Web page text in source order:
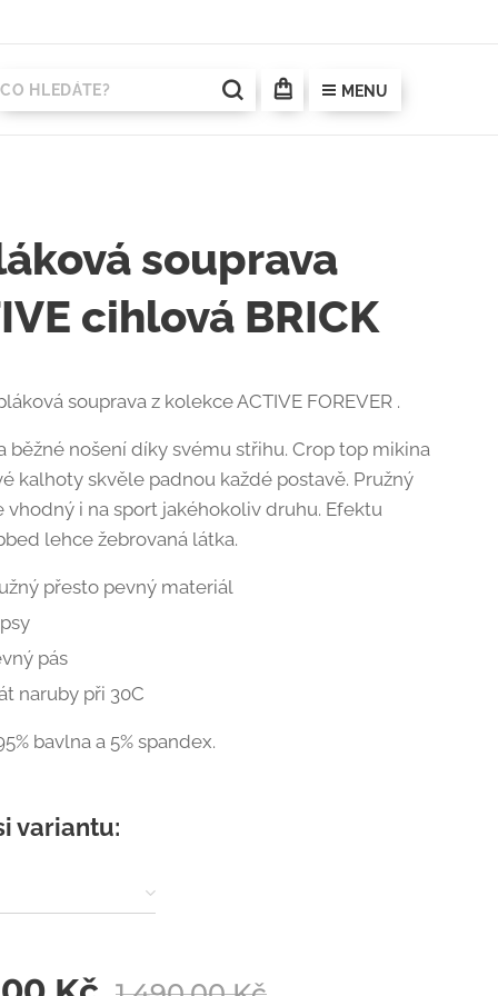
MENU
souprava
cihlová BRICK
souprava z kolekce ACTIVE FOREVER .
běžné nošení díky svému střihu. Crop top mikina
kalhoty skvěle padnou každé postavě. Pružný
vhodný i na sport jakéhokoliv druhu. Efektu
lehce žebrovaná látka.
přesto pevný materiál
pás
naruby při 30C
bavlna a 5% spandex.
variantu: